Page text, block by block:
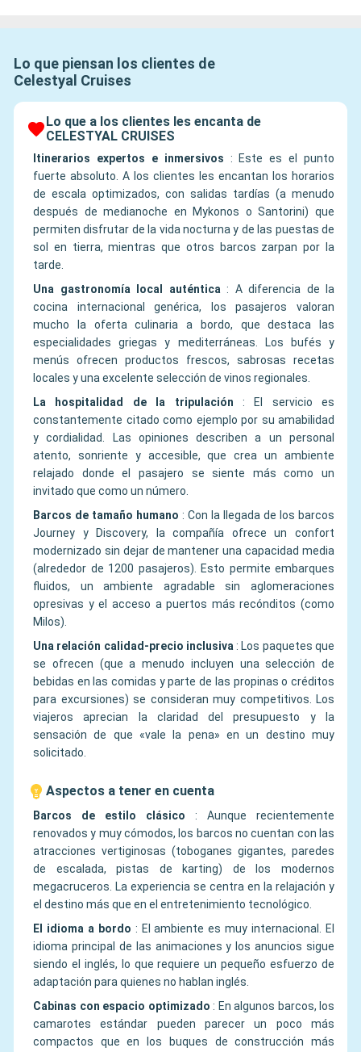
Lo que piensan los clientes de
Celestyal Cruises
Lo que a los clientes les encanta de
CELESTYAL CRUISES
Itinerarios expertos e inmersivos :
Este es el punto
fuerte absoluto. A los clientes les encantan los horarios
de escala optimizados, con salidas tardías (a menudo
después de medianoche en Mykonos o Santorini) que
permiten disfrutar de la vida nocturna y de las puestas de
sol en tierra, mientras que otros barcos zarpan por la
tarde.
Una gastronomía local auténtica : A diferencia de la
cocina internacional genérica, los pasajeros valoran
mucho la oferta culinaria a bordo, que destaca las
especialidades griegas y mediterráneas. Los bufés y
menús ofrecen productos frescos, sabrosas recetas
locales y una excelente selección de vinos regionales.
La hospitalidad de la tripulación
:
El servicio es
constantemente citado como ejemplo por su amabilidad
y cordialidad. Las opiniones describen a un personal
atento, sonriente y accesible, que crea un ambiente
relajado donde el pasajero se siente más como un
invitado que como un número.
Barcos de tamaño humano : Con la llegada de los barcos
Journey y Discovery, la compañía ofrece un confort
modernizado sin dejar de mantener una capacidad media
(alrededor de 1200 pasajeros). Esto permite embarques
fluidos, un ambiente agradable sin aglomeraciones
opresivas y el acceso a puertos más recónditos (como
Milos).
Una relación calidad-precio inclusiva : Los paquetes que
se ofrecen (que a menudo incluyen una selección de
bebidas en las comidas y parte de las propinas o créditos
para excursiones) se consideran muy competitivos. Los
viajeros aprecian la claridad del presupuesto y la
sensación de que «vale la pena» en un destino muy
solicitado.
Aspectos a tener en cuenta
Barcos de estilo clásico : Aunque recientemente
renovados y muy cómodos, los barcos no cuentan con las
atracciones vertiginosas (toboganes gigantes, paredes
de escalada, pistas de karting) de los modernos
megacruceros. La experiencia se centra en la relajación y
el destino más que en el entretenimiento tecnológico.
El idioma a bordo : El ambiente es muy internacional. El
idioma principal de las animaciones y los anuncios sigue
siendo el inglés, lo que requiere un pequeño esfuerzo de
adaptación para quienes no hablan inglés.
Cabinas con espacio optimizado : En algunos barcos, los
camarotes estándar pueden parecer un poco más
compactos que en los buques de construcción más